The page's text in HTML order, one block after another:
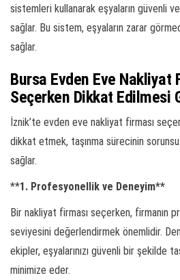
sistemleri kullanarak eşyaların güvenli ve
sağlar. Bu sistem, eşyaların zarar
sağlar.
Bursa Evden Eve Nakliyat
Seçerken Dikkat Edilmesi
İznik’te evden eve nakliyat firması
dikkat etmek, taşınma sürecinin
sağlar.
**1. Profesyonellik ve Deneyim**
Bir nakliyat firması seçerken, firmanın
seviyesini değerlendirmek önemlidir.
ekipler, eşyalarınızı güvenli bir şekilde
minimize eder.